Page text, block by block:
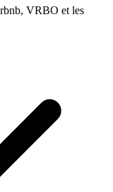
VRBO et les